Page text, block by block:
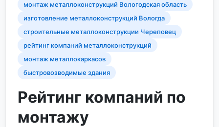
монтаж металлоконструкций Вологодская область
изготовление металлоконструкций Вологда
строительные металлоконструкции Череповец
рейтинг компаний металлоконструкций
монтаж металлокаркасов
быстровозводимые здания
Рейтинг компаний по
монтажу